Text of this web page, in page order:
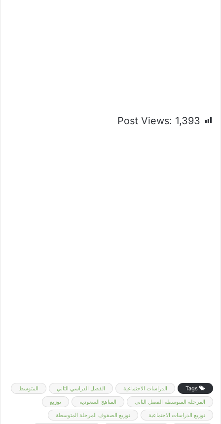
Post Views: 1,393
الدراسات الاجتماعية الفصل الدراسي الثاني
المتوسط
المرحلة المتوسطة الفصل الثاني
المناهج السعودية
توزيع
توزيع الدراسات الاجتماعية
توزيع الصفوف المرحلة المتوسطة